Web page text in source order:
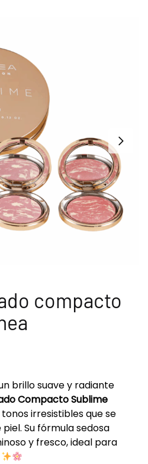
compacto
brillo suave y radiante
Compacto Sublime
irresistibles que se
Su fórmula sedosa
y fresco, ideal para